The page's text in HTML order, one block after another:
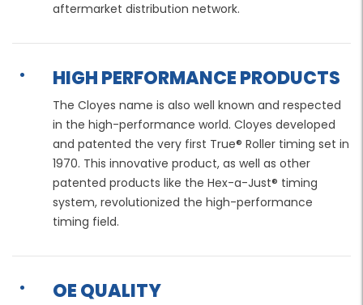
aftermarket distribution network.
HIGH PERFORMANCE PRODUCTS
The Cloyes name is also well known and respected
in the high-performance world. Cloyes developed
and patented the very first True® Roller timing set in
1970. This innovative product, as well as other
patented products like the Hex-a-Just® timing
system, revolutionized the high-performance
timing field.
OE QUALITY